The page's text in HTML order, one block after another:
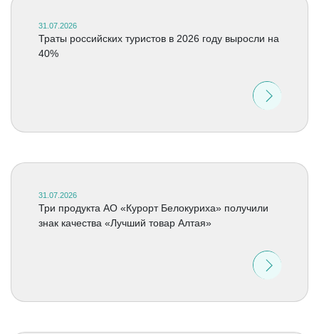
31.07.2026
Траты российских туристов в 2026 году выросли на
40%
31.07.2026
Три продукта АО «Курорт Белокуриха» получили
знак качества «Лучший товар Алтая»